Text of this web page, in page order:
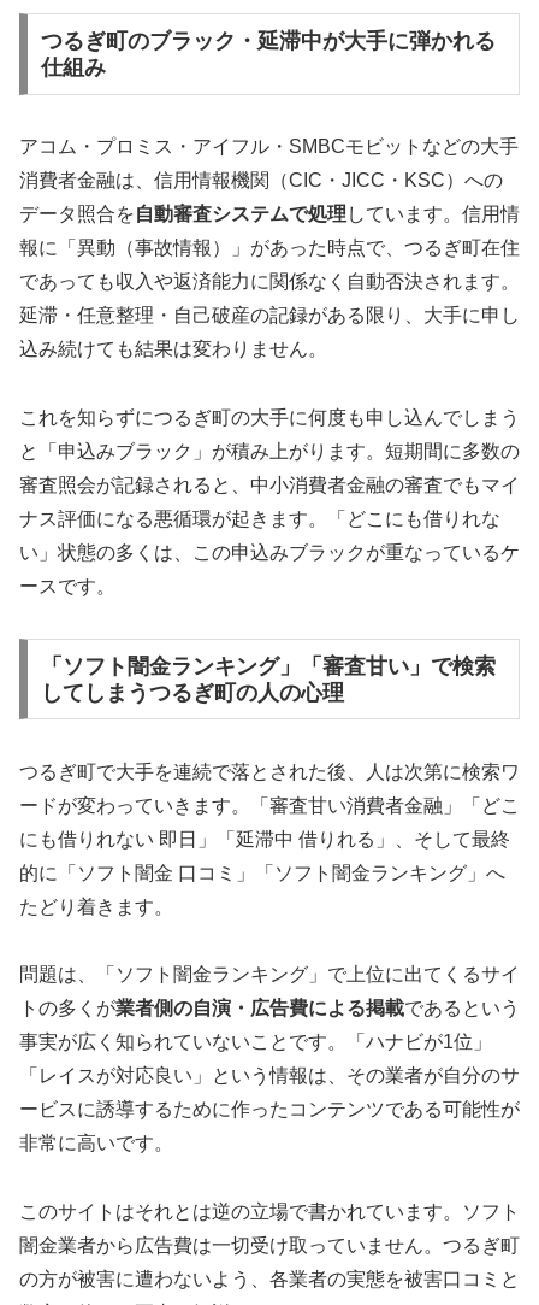
つるぎ町のブラック・延滞中が大手に弾かれる
仕組み
アコム・プロミス・アイフル・SMBCモビットなどの大手
消費者金融は、信用情報機関（CIC・JICC・KSC）への
データ照合を自動審査システムで処理 しています。信用情
報に「異動（事故情報）」があった時点で、つるぎ町在住
であっても収入や返済能力に関係なく自動否決されます。
延滞・任意整理・自己破産の記録がある限り、大手に申し
込み続けても結果は変わりません。
これを知らずにつるぎ町の大手に何度も申し込んでしまう
と「申込みブラック」が積み上がります。短期間に多数の
審査照会が記録されると、中小消費者金融の審査でもマイ
ナス評価になる悪循環が起きます。「どこにも借りれな
い」状態の多くは、この申込みブラックが重なっているケ
ースです。
「ソフト闇金ランキング」「審査甘い」で検索
してしまうつるぎ町の人の心理
つるぎ町で大手を連続で落とされた後、人は次第に検索ワ
ードが変わっていきます。「審査甘い消費者金融」「どこ
にも借りれない 即日」「延滞中 借りれる」、そして最終
的に「ソフト闇金 口コミ」「ソフト闇金ランキング」へ
たどり着きます。
問題は、「ソフト闇金ランキング」で上位に出てくるサイ
トの多くが業者側の自演・広告費による掲載であるという
事実が広く知られていないことです。「ハナビが1位」
「レイスが対応良い」という情報は、その業者が自分のサ
ービスに誘導するために作ったコンテンツである可能性が
非常に高いです。
このサイトはそれとは逆の立場で書かれています。ソフト
闇金業者から広告費は一切受け取っていません。つるぎ町
の方が被害に遭わないよう、各業者の実態を被害口コミと